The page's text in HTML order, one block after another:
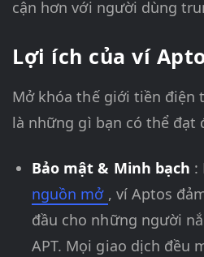
cận hơn với người dùng
Lợi ích của ví
Mở khóa thế giới tiền điện
là những gì bạn có thể đạt
Bảo mật & Minh bạch :
nguồn mở , ví Aptos
đầu cho những người
APT. Mọi giao dịch đều